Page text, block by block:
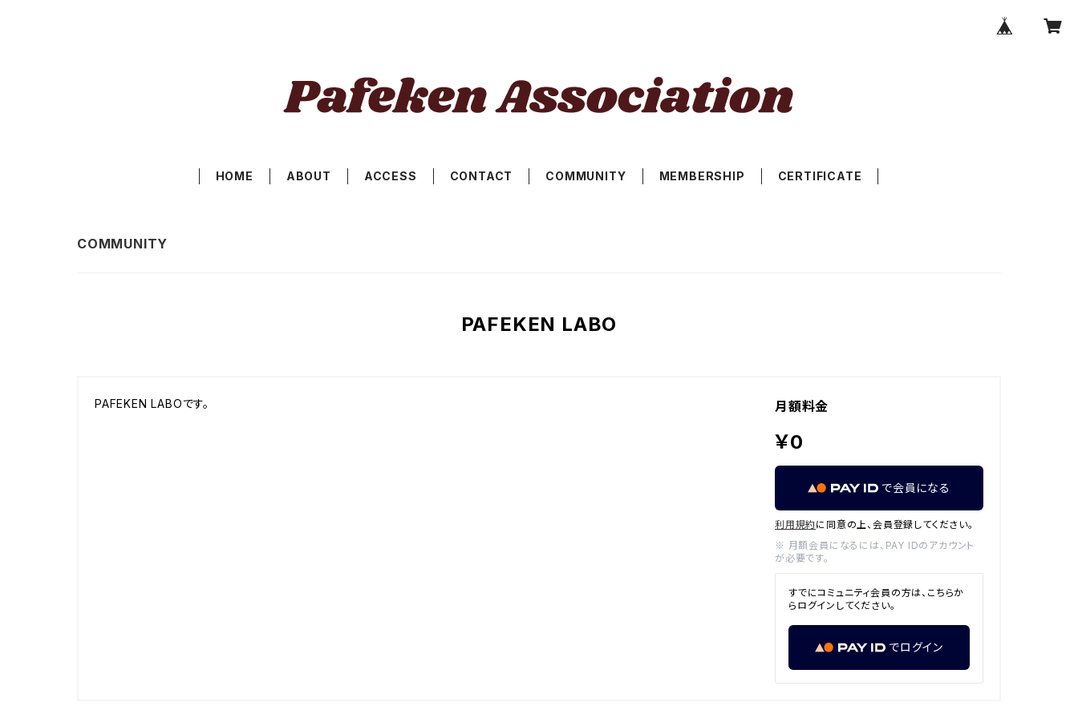
HOME ABOUT ACCESS CONTACT COMMUNITY MEMBERSHIP CERTIFICATE
PAFEKEN LABO
PAFEKEN LABOです。 月額料金
￥0
で会員になる
利用規約に同意の上、会員登録してください。
※ 月額会員になるには、PAY IDのアカウント
が必要です。
すでにコミュニティ会員の方は、こちらか
らログインしてください。
でログイン